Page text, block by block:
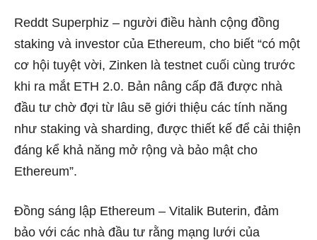
Reddt Superphiz – người điều hành cộng đồng
staking và investor của Ethereum, cho biết “có một
cơ hội tuyệt vời, Zinken là testnet cuối cùng trước
khi ra mắt ETH 2.0. Bản nâng cấp đã được nhà
đầu tư chờ đợi từ lâu sẽ giới thiệu các tính năng
như staking và sharding, được thiết kế để cải thiện
đáng kể khả năng mở rộng và bảo mật cho
Ethereum”.
Đồng sáng lập Ethereum – Vitalik Buterin, đảm
bảo với các nhà đầu tư rằng mạng lưới của